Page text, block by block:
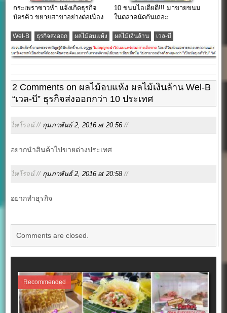
กระเพราซาวห้า แจ้งเกิดธุรกิจ
บัตรคิว ขยายสาขาอย่างต่อเนื่อง
10 ขนมไอเดียดี!!! มาขายขนม
ในตลาดนัดกันเถอะ
Wel-B ธุรกิจส่งออก ผลไม้อบแห้ง ผลไม้เงินล้าน เวล-บี
2 Comments on ผลไม้อบแห้ง ผลไม้เงินล้าน Wel-B
“เวล-บี” ธุรกิจส่งออกกว่า 10 ประเทศ
ไพโรจน์ // กุมภาพันธ์ 2, 2016 at 20:56 //
อยากนำสินค้าไปขายต่างประเทศ
ไพโรจน์ // กุมภาพันธ์ 2, 2016 at 20:58 //
อยากทำธุรกิจ
Comments are closed.
Recommended